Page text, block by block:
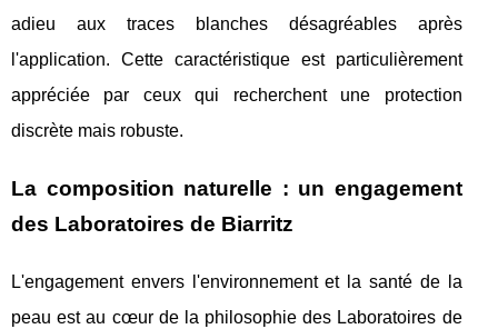
adieu aux traces blanches désagréables après
l'application. Cette caractéristique est particulièrement
appréciée par ceux qui recherchent une protection
discrète mais robuste.
La composition naturelle : un engagement
des Laboratoires de Biarritz
L'engagement envers l'environnement et la santé de la
peau est au cœur de la philosophie des Laboratoires de